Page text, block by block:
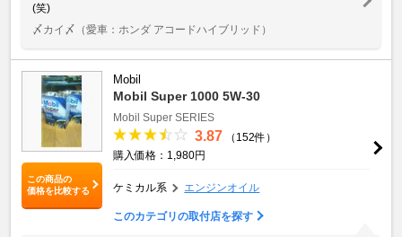
(笑)
〆カイ〆 （愛車：ホンダ アコードハイブリッド）
この商品の
価格を比較する
Mobil
Mobil Super 1000 5W-30
Mobil Super SERIES
3.87
（152件）
購入価格：1,980円
ケミカル系 エンジンオイル
このカテゴリの取付店を探す